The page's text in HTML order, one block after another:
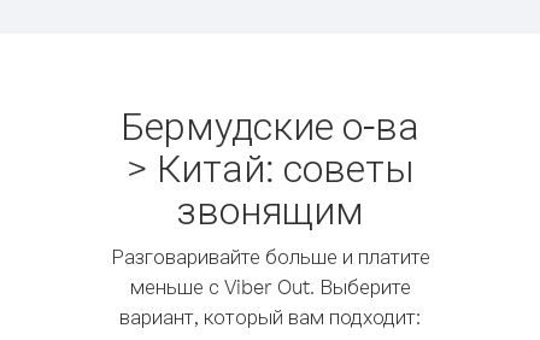
Бермудские о-ва
> Китай: советы
звонящим
Разговаривайте больше и платите
меньше с Viber Out. Выберите
вариант, который вам подходит: